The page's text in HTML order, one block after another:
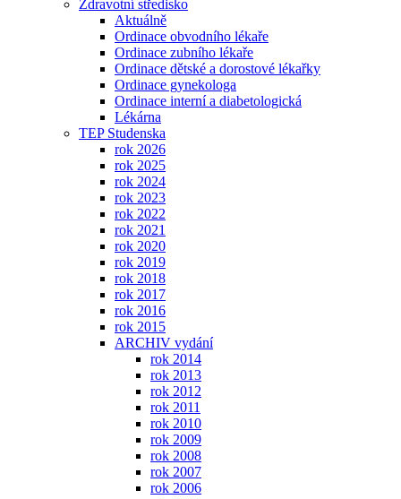
Zdravotní středisko
Aktuálně
Ordinace obvodního lékaře
Ordinace zubního lékaře
Ordinace dětské a dorostové lékařky
Ordinace gynekologa
Ordinace interní a diabetologická
Lékárna
TEP Studenska
rok 2026
rok 2025
rok 2024
rok 2023
rok 2022
rok 2021
rok 2020
rok 2019
rok 2018
rok 2017
rok 2016
rok 2015
ARCHIV vydání
rok 2014
rok 2013
rok 2012
rok 2011
rok 2010
rok 2009
rok 2008
rok 2007
rok 2006